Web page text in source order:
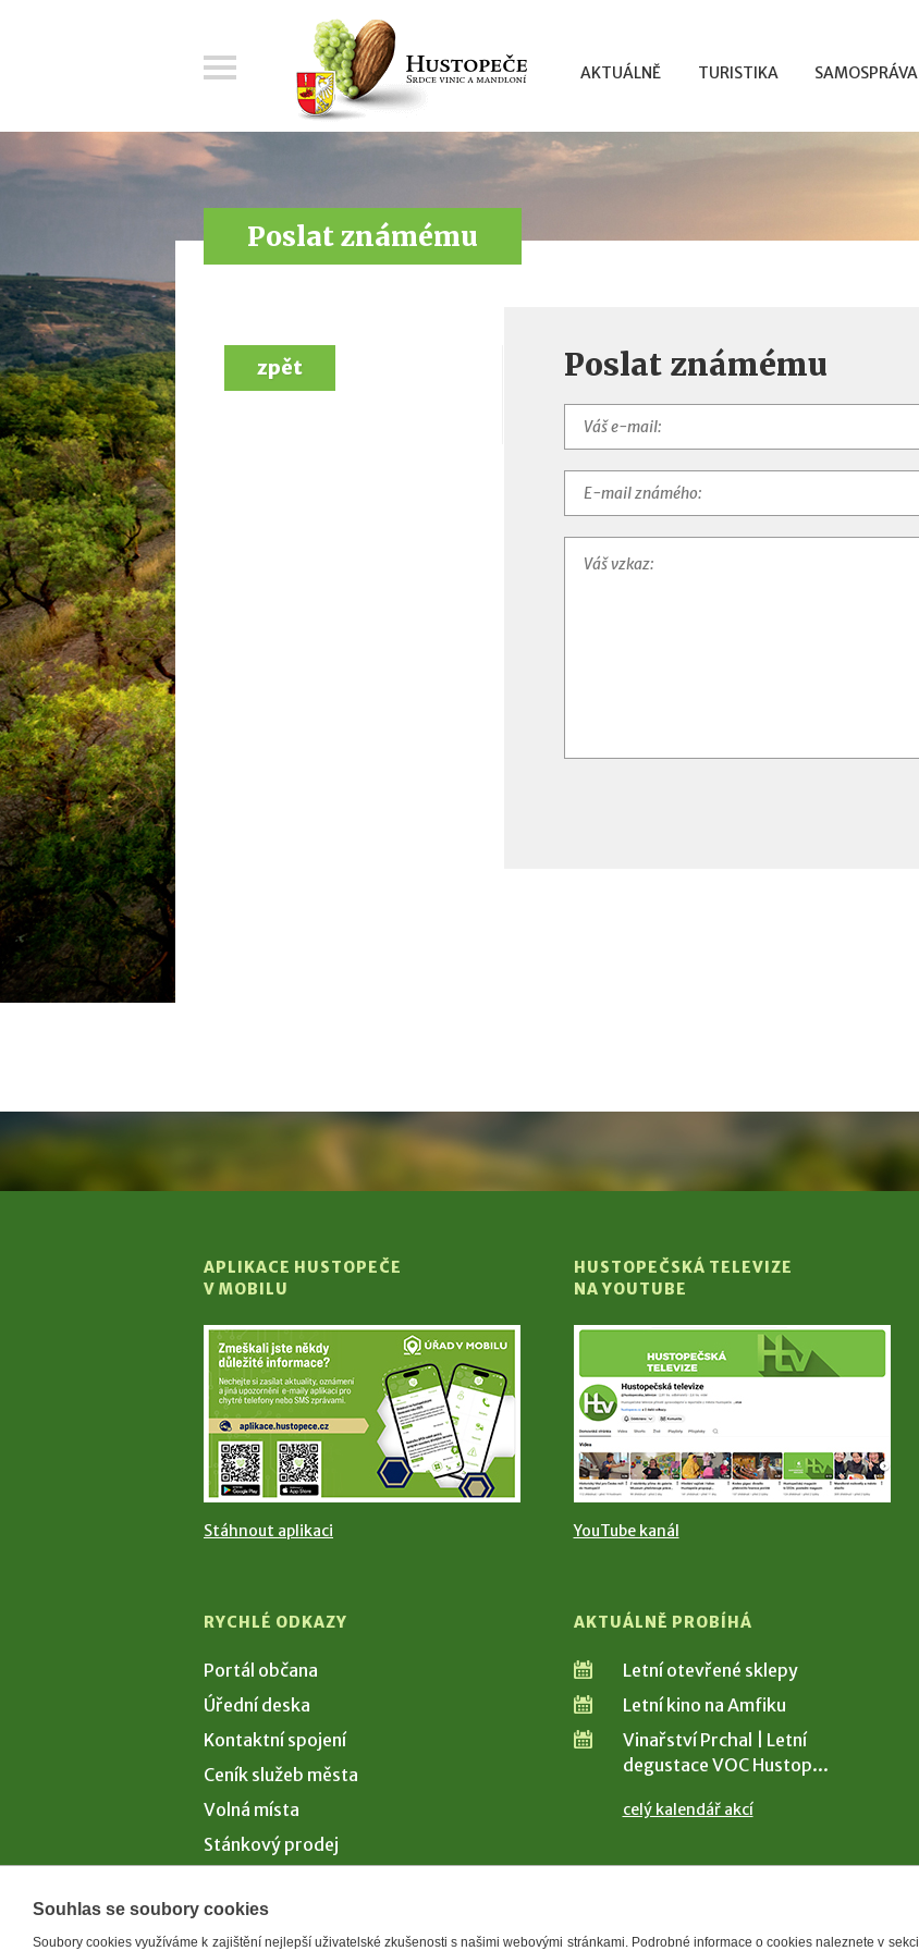
AKTUÁLNĚ TURISTIKA SAMOSPRÁVA
Poslat známému
Poslat známému
zpět
APLIKACE HUSTOPEČE
V MOBILU
Stáhnout aplikaci
HUSTOPEČSKÁ TELEVIZE
NA YOUTUBE
YouTube kanál
RYCHLÉ ODKAZY
Portál občana
Úřední deska
Kontaktní spojení
Ceník služeb města
Volná místa
Stánkový prodej
AKTUÁLNĚ PROBÍHÁ
Letní otevřené sklepy
Letní kino na Amfiku
Vinařství Prchal | Letní
degustace VOC Hustop...
celý kalendář akcí
Souhlas se soubory cookies
Soubory cookies využíváme k zajištění nejlepší uživatelské zkušenosti s našimi webovými stránkami. Podrobné informace o cookies naleznete v sekci